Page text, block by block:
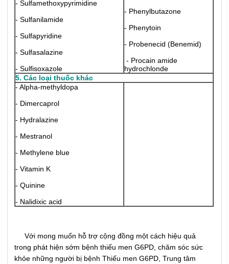
- Sulfamethoxypyrimidine
- Sulfanilamide
- Sulfapyridine
- Sulfasalazine
- Sulfisoxazole
- Phenylbutazone
- Phenytoin
- Probenecid (Benemid)
- Procain amide
hydrochlonde
5. Các loại thuốc khác
- Alpha-methyldopa
- Dimercaprol
- Hydralazine
- Mestranol
- Methylene blue
- Vitamin K
- Quinine
- Nalidixic acid
Với mong muốn hỗ trợ cộng đồng một cách hiệu quả
trong phát hiện sớm bệnh thiếu men G6PD, chăm sóc sức
khỏe những người bị bệnh Thiếu men G6PD, Trung tâm